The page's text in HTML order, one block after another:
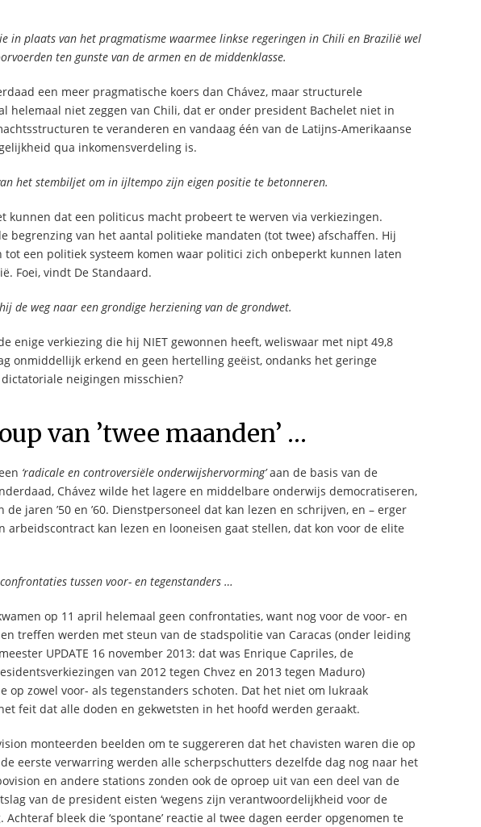
in plaats van het pragmatisme waarmee linkse regeringen in Chili en Brazilië wel
ten gunste van de armen en de middenklasse.
een meer pragmatische koers dan Chávez, maar structurele
helemaal niet zeggen van Chili, dat er onder president Bachelet niet in
te veranderen en vandaag één van de Latijns-Amerikaanse
qua inkomensverdeling is.
het stembiljet om in ijltempo zijn eigen positie te betonneren.
kunnen dat een politicus macht probeert te werven via verkiezingen.
begrenzing van het aantal politieke mandaten (tot twee) afschaffen. Hij
een politiek systeem komen waar politici zich onbeperkt kunnen laten
Foei, vindt De Standaard.
de weg naar een grondige herziening van de grondwet.
enige verkiezing die hij NIET gewonnen heeft, weliswaar met nipt 49,8
onmiddellijk erkend en geen hertelling geëist, ondanks het geringe
neigingen misschien?
van ’twee maanden’ …
‘radicale en controversiële onderwijshervorming’aan de basis van de
Chávez wilde het lagere en middelbare onderwijs democratiseren,
jaren ’50 en ’60. Dienstpersoneel dat kan lezen en schrijven, en – erger
arbeidscontract kan lezen en looneisen gaat stellen, dat kon voor de elite
tussen voor- en tegenstanders …
op 11 april helemaal geen confrontaties, want nog voor de voor- en
treffen werden met steun van de stadspolitie van Caracas (onder leiding
UPDATE 16 november 2013: dat was Enrique Capriles, de
van 2012 tegen Chvez en 2013 tegen Maduro)
op zowel voor- als tegenstanders schoten. Dat het niet om lukraak
feit dat alle doden en gekwetsten in het hoofd werden geraakt.
monteerden beelden om te suggereren dat het chavisten waren die op
eerste verwarring werden alle scherpschutters dezelfde dag nog naar het
en andere stations zonden ook de oproep uit van een deel van de
van de president eisten ‘wegens zijn verantwoordelijkheid voor de
Achteraf bleek die ‘spontane’ reactie al twee dagen eerder opgenomen te